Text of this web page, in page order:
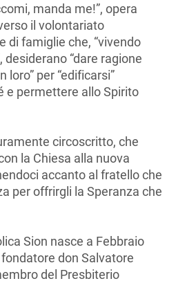
manda me!”, opera
il volontariato
di famiglie che, “vivendo
desiderano “dare ragione
loro” per “edificarsi”
e permettere allo Spirito
circoscritto, che
la Chiesa alla nuova
accanto al fratello che
per offrirgli la Speranza che
Sion nasce a Febbraio
don Salvatore
del Presbiterio